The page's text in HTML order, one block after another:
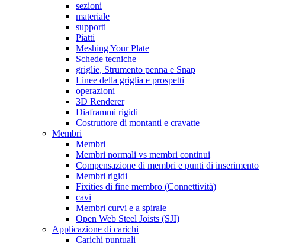
sezioni
materiale
supporti
Piatti
Meshing Your Plate
Schede tecniche
griglie, Strumento penna e Snap
Linee della griglia e prospetti
operazioni
3D Renderer
Diaframmi rigidi
Costruttore di montanti e cravatte
Membri
Membri
Membri normali vs membri continui
Compensazione di membri e punti di inserimento
Membri rigidi
Fixities di fine membro (Connettività)
cavi
Membri curvi e a spirale
Open Web Steel Joists (SJI)
Applicazione di carichi
Carichi puntuali